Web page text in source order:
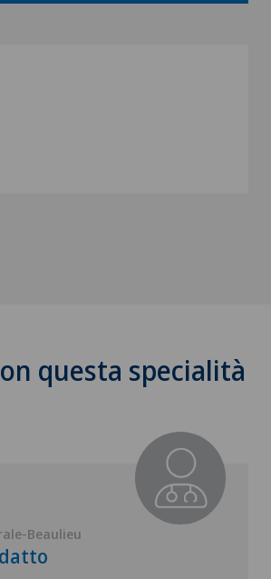
questa specialità
Beaulieu